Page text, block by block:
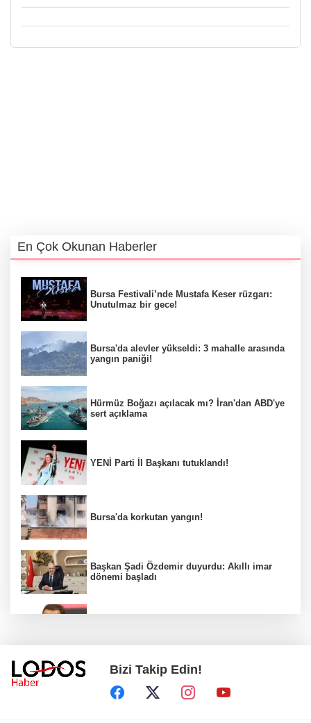
En Çok Okunan Haberler
Bursa Festivali’nde Mustafa Keser rüzgarı:
Unutulmaz bir gece!
Bursa'da alevler yükseldi: 3 mahalle arasında
yangın paniği!
Hürmüz Boğazı açılacak mı? İran'dan ABD'ye
sert açıklama
YENİ Parti İl Başkanı tutuklandı!
Bursa'da korkutan yangın!
Başkan Şadi Özdemir duyurdu: Akıllı imar
dönemi başladı
Bakan Gürlek duyurdu: İki çocuk cinayeti
aydınlatıldı!
Bizi Takip Edin!